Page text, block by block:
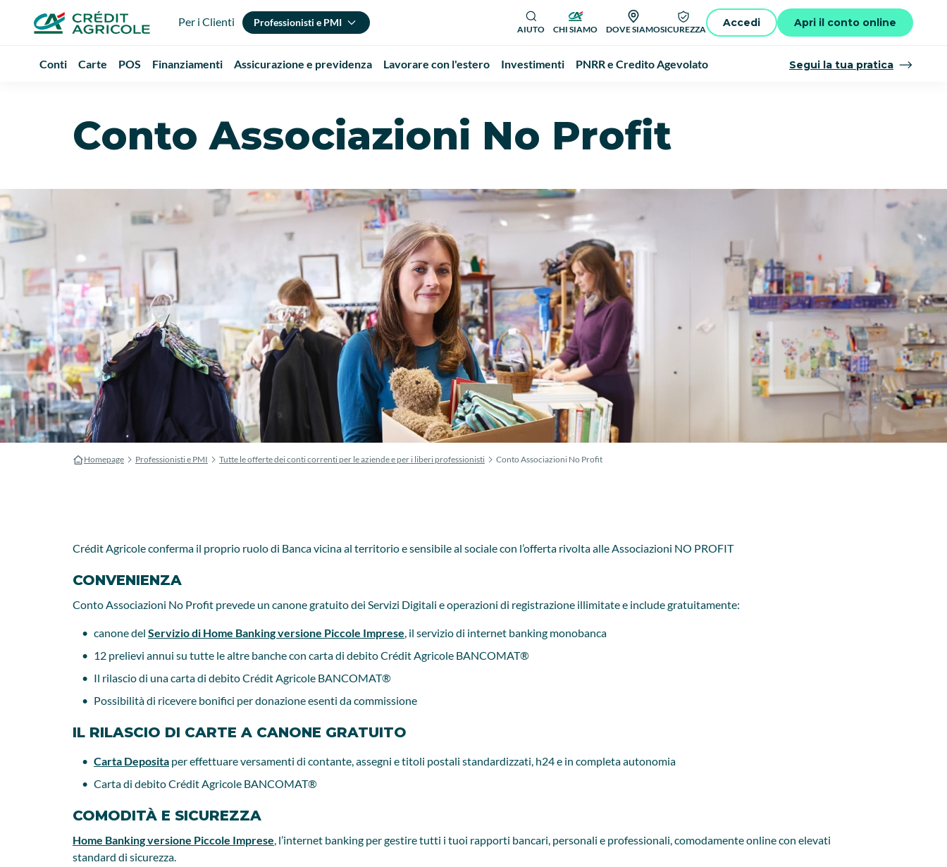
Per i Clienti Professionisti e PMI
AIUTO CHI SIAMO DOVE SIAMOSICUREZZA
Accedi Apri il conto online
Conti Carte POS Finanziamenti Assicurazione e previdenza Lavorare con l'estero Investimenti PNRR e Credito Agevolato Segui la tua pratica
Conto Associazioni No Profit
Homepage Professionisti e PMI Tutte le offerte dei conti correnti per le aziende e per i liberi professionisti Conto Associazioni No Profit
Crédit Agricole conferma il proprio ruolo di Banca vicina al territorio e sensibile al sociale con l’offerta rivolta alle Associazioni NO PROFIT
CONVENIENZA
Conto Associazioni No Profit prevede un canone gratuito dei Servizi Digitali e operazioni di registrazione illimitate e include gratuitamente:
canone del Servizio di Home Banking versione Piccole Imprese, il servizio di internet banking monobanca
12 prelievi annui su tutte le altre banche con carta di debito Crédit Agricole BANCOMAT®
Il rilascio di una carta di debito Crédit Agricole BANCOMAT®
Possibilità di ricevere bonifici per donazione esenti da commissione
IL RILASCIO DI CARTE A CANONE GRATUITO
Carta Deposita per effettuare versamenti di contante, assegni e titoli postali standardizzati, h24 e in completa autonomia
Carta di debito Crédit Agricole BANCOMAT®
COMODITÀ E SICUREZZA
Home Banking versione Piccole Imprese, l’internet banking per gestire tutti i tuoi rapporti bancari, personali e professionali, comodamente online con elevati
standard di sicurezza.